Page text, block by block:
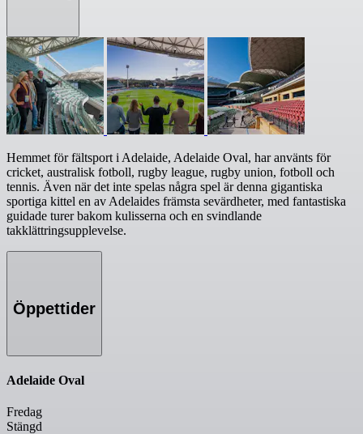
Hemmet för fältsport i Adelaide, Adelaide Oval, har använts för
cricket, australisk fotboll, rugby league, rugby union, fotboll och
tennis. Även när det inte spelas några spel är denna gigantiska
sportiga kittel en av Adelaides främsta sevärdheter, med fantastiska
guidade turer bakom kulisserna och en svindlande
takklättringsupplevelse.
Öppettider
Adelaide Oval
Fredag
Stängd